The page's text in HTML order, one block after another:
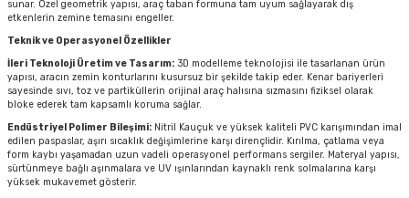
sunar. Özel geometrik yapısı, araç taban formuna tam uyum sağlayarak dış
etkenlerin zemine temasını engeller.
Teknik ve Operasyonel Özellikler
İleri Teknoloji Üretim ve Tasarım: 3D modelleme teknolojisi ile tasarlanan ürün
yapısı, aracın zemin konturlarını kusursuz bir şekilde takip eder. Kenar bariyerleri
sayesinde sıvı, toz ve partiküllerin orijinal araç halısına sızmasını fiziksel olarak
bloke ederek tam kapsamlı koruma sağlar.
Endüstriyel Polimer Bileşimi: Nitril Kauçuk ve yüksek kaliteli PVC karışımından imal
edilen paspaslar, aşırı sıcaklık değişimlerine karşı dirençlidir. Kırılma, çatlama veya
form kaybı yaşamadan uzun vadeli operasyonel performans sergiler. Materyal yapısı,
sürtünmeye bağlı aşınmalara ve UV ışınlarından kaynaklı renk solmalarına karşı
yüksek mukavemet gösterir.